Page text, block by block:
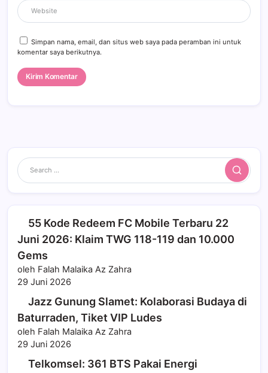
Simpan nama, email, dan situs web saya pada peramban ini untuk
komentar saya berikutnya.
Search
55 Kode Redeem FC Mobile Terbaru 22
Juni 2026: Klaim TWG 118-119 dan 10.000
Gems
oleh Falah Malaika Az Zahra
29 Juni 2026
Jazz Gunung Slamet: Kolaborasi Budaya di
Baturraden, Tiket VIP Ludes
oleh Falah Malaika Az Zahra
29 Juni 2026
Telkomsel: 361 BTS Pakai Energi